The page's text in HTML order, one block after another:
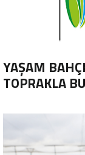
YAŞAM
TOPRAKLA